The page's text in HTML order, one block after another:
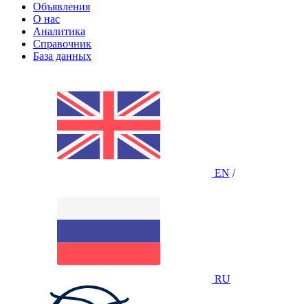
Объявления
О нас
Аналитика
Справочник
База данных
EN /
RU